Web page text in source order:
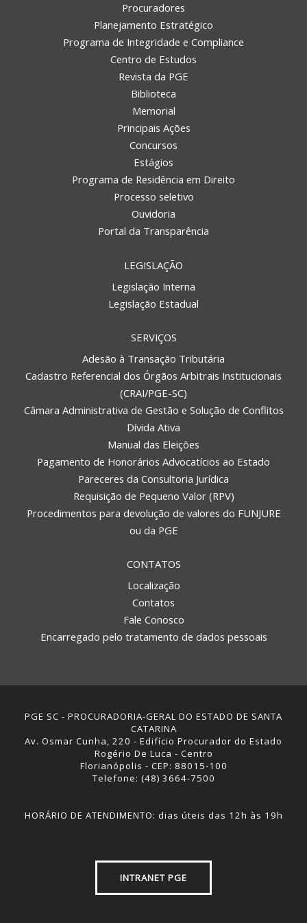
Procuradores
Planejamento Estratégico
Programa de Integridade e Compliance
Centro de Estudos
Revista da PGE
Biblioteca
Memorial
Principais Ações
Concursos
Estágios
Programa de Residência em Direito
Processo seletivo
Ouvidoria
Portal da Transparência
LEGISLAÇÃO
Legislação Interna
Legislação Estadual
SERVIÇOS
Adesão à Transação Tributária
Cadastro Referencial dos Órgãos Arbitrais Institucionais
(CRAI/PGE-SC)
Câmara Administrativa de Gestão e Solução de Conflitos
Dívida Ativa
Manual das Eleições
Pagamento de Honorários Advocatícios ao Estado
Pareceres da Consultoria Jurídica
Requisição de Pequeno Valor (RPV)
Procedimentos para devolução de valores do FUNJURE
ou da PGE
CONTATOS
Localização
Contatos
Fale Conosco
Encarregado pelo tratamento de dados pessoais
PGE SC - PROCURADORIA-GERAL DO ESTADO DE SANTA
CATARINA
Av. Osmar Cunha, 220 - Edifício Procurador do Estado
Rogério De Luca - Centro
Florianópolis - CEP: 88015-100
Telefone: (48) 3664-7500
HORÁRIO DE ATENDIMENTO: dias úteis das 12h às 19h
INTRANET PGE